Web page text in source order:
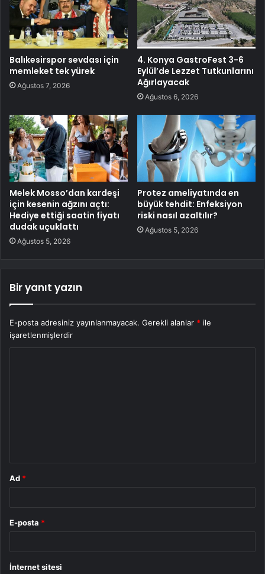
Balıkesirspor sevdası için
memleket tek yürek
Ağustos 7, 2026
4. Konya GastroFest 3-6
Eylül’de Lezzet Tutkunlarını
Ağırlayacak
Ağustos 6, 2026
Melek Mosso’dan kardeşi
için kesenin ağzını açtı:
Hediye ettiği saatin fiyatı
dudak uçuklattı
Ağustos 5, 2026
Protez ameliyatında en
büyük tehdit: Enfeksiyon
riski nasıl azaltılır?
Ağustos 5, 2026
Bir yanıt yazın
E-posta adresiniz yayınlanmayacak. Gerekli alanlar * ile
işaretlenmişlerdir
Ad *
E-posta *
İnternet sitesi